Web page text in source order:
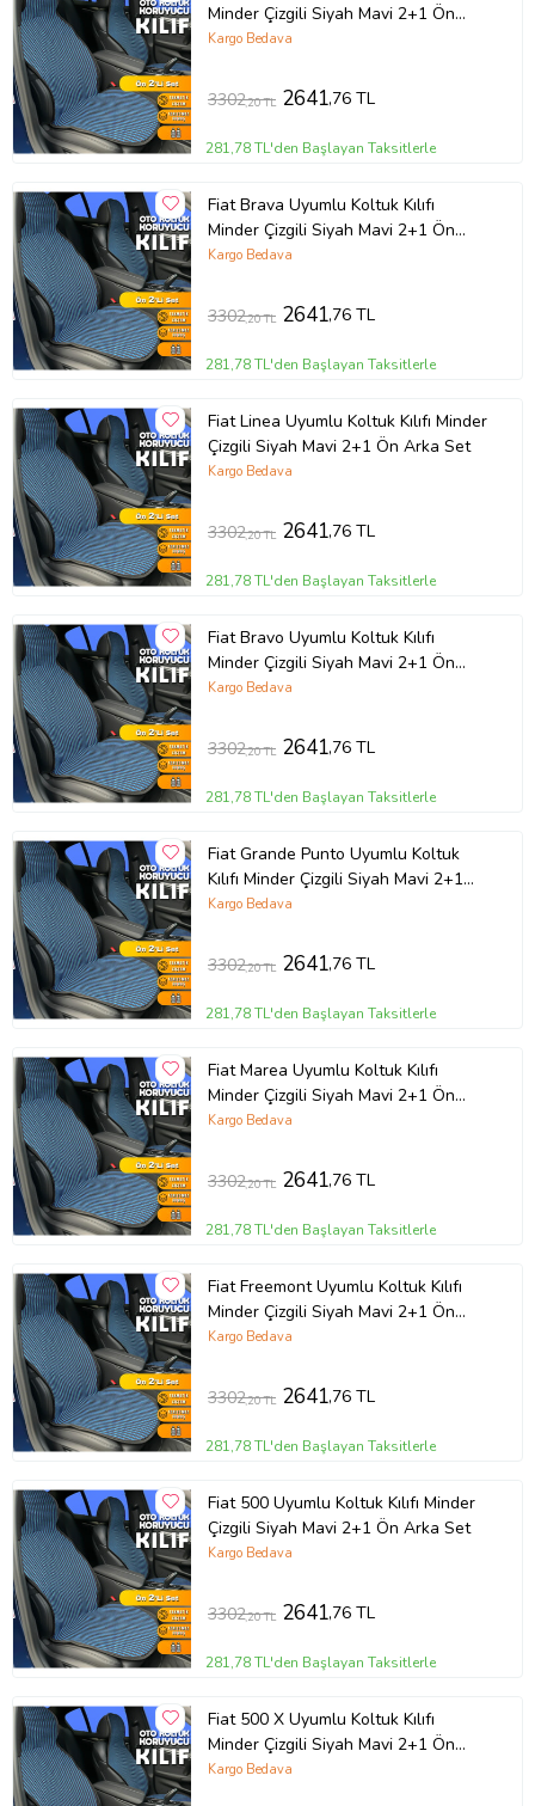
Minder Çizgili Siyah Mavi 2+1 Ön
Arka Set
Kargo Bedava
3302,20 TL 2641,76 TL
281,78 TL'den Başlayan Taksitlerle
Fiat Brava Uyumlu Koltuk Kılıfı
Minder Çizgili Siyah Mavi 2+1 Ön
Arka Set
Kargo Bedava
3302,20 TL 2641,76 TL
281,78 TL'den Başlayan Taksitlerle
Fiat Linea Uyumlu Koltuk Kılıfı Minder
Çizgili Siyah Mavi 2+1 Ön Arka Set
Kargo Bedava
3302,20 TL 2641,76 TL
281,78 TL'den Başlayan Taksitlerle
Fiat Bravo Uyumlu Koltuk Kılıfı
Minder Çizgili Siyah Mavi 2+1 Ön
Arka Set
Kargo Bedava
3302,20 TL 2641,76 TL
281,78 TL'den Başlayan Taksitlerle
Fiat Grande Punto Uyumlu Koltuk
Kılıfı Minder Çizgili Siyah Mavi 2+1
Ön Arka Set
Kargo Bedava
3302,20 TL 2641,76 TL
281,78 TL'den Başlayan Taksitlerle
Fiat Marea Uyumlu Koltuk Kılıfı
Minder Çizgili Siyah Mavi 2+1 Ön
Arka Set
Kargo Bedava
3302,20 TL 2641,76 TL
281,78 TL'den Başlayan Taksitlerle
Fiat Freemont Uyumlu Koltuk Kılıfı
Minder Çizgili Siyah Mavi 2+1 Ön
Arka Set
Kargo Bedava
3302,20 TL 2641,76 TL
281,78 TL'den Başlayan Taksitlerle
Fiat 500 Uyumlu Koltuk Kılıfı Minder
Çizgili Siyah Mavi 2+1 Ön Arka Set
Kargo Bedava
3302,20 TL 2641,76 TL
281,78 TL'den Başlayan Taksitlerle
Fiat 500 X Uyumlu Koltuk Kılıfı
Minder Çizgili Siyah Mavi 2+1 Ön
Arka Set
Kargo Bedava